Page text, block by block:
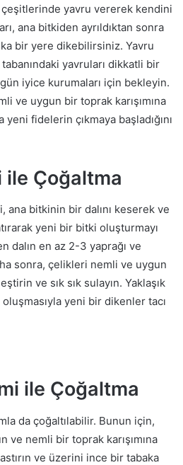
çeşitlerinde yavru vererek kendini
ana bitkiden ayrıldıktan sonra
bir yere dikebilirsiniz. Yavru
yavruları dikkatli bir
iyice kurumaları için bekleyin.
ve uygun bir toprak karışımına
fidelerin çıkmaya başladığını
ile Çoğaltma
ana bitkinin bir dalını keserek ve
yeni bir bitki oluşturmayı
dalın en az 2-3 yaprağı ve
sonra, çelikleri nemli ve uygun
ve sık sık sulayın. Yaklaşık
yeni bir dikenler tacı
ile Çoğaltma
da çoğaltılabilir. Bunun için,
ve nemli bir toprak karışımına
ve üzerini ince bir tabaka